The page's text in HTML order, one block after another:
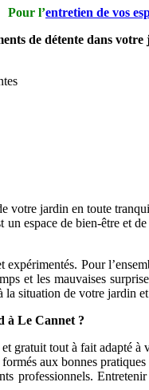
Pour l’entretien de vos
de détente dans
votre jardin en toute
espace de bien-être et
Pour
et les mauvaises
situation de votre jardin
à Le Cannet ?
gratuit tout à fait adapté à
aux bonnes pratiques
professionnels.